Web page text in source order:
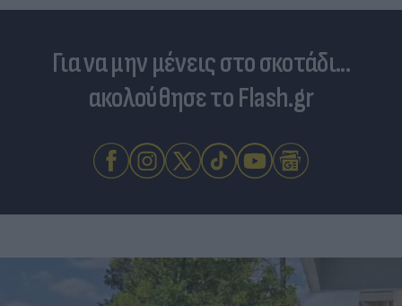
Για να μην μένεις στο σκοτάδι...
ακολούθησε το Flash.gr